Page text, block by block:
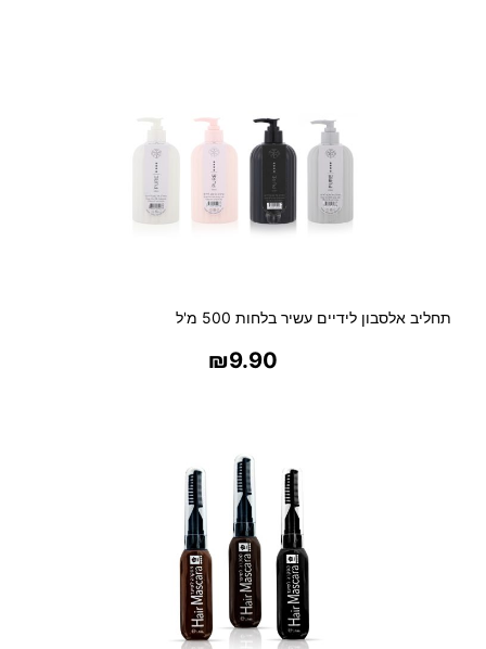
תחליב אלסבון לידיים עשיר בלחות 500 מ'ל
₪9.90